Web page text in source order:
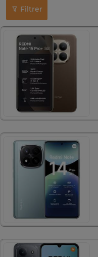
Filtrer